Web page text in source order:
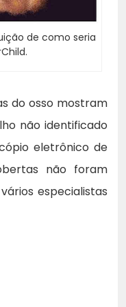
de como seria
do osso mostram
não identificado
eletrônico de
não foram
especialistas